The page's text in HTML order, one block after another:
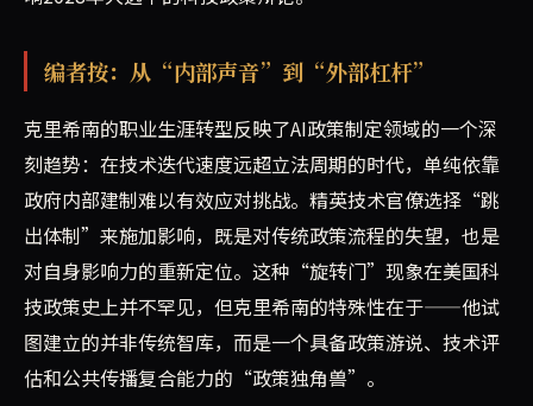
编者按：从“内部声音”到“外部杠杆”
克里希南的职业生涯转型反映了AI政策制定领域的一个深
刻趋势：在技术迭代速度远超立法周期的时代，单纯依靠
政府内部建制难以有效应对挑战。精英技术官僚选择“跳
出体制”来施加影响，既是对传统政策流程的失望，也是
对自身影响力的重新定位。这种“旋转门”现象在美国科
技政策史上并不罕见，但克里希南的特殊性在于——他试
图建立的并非传统智库，而是一个具备政策游说、技术评
估和公共传播复合能力的“政策独角兽”。